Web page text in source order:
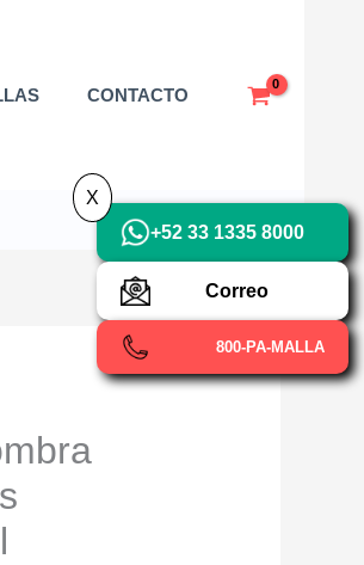
CONTACTO
+52 33 1335 8000
Correo
800-PA-MALLA
X